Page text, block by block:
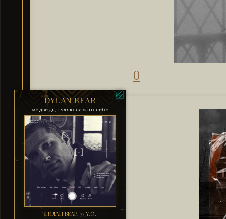
0
DYLAN BEAR
медведь, гуляю сам по себе
ДИЛАН БЕАР, 35 Y.O.